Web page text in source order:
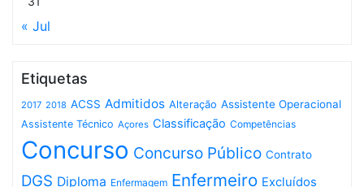
« Jul
Etiquetas
2017 2018 ACSS Admitidos Alteração Assistente Operacional
Assistente Técnico Açores Classificação Competências
Concurso Concurso Público Contrato
DGS Diploma Enfermagem Enfermeiro Excluídos